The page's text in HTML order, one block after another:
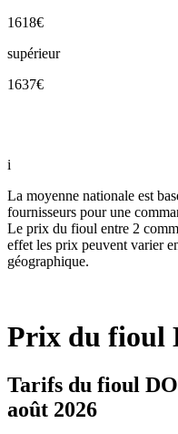
1618€
supérieur
1637€
i
La moyenne nationale est
fournisseurs pour une
Le prix du fioul entre 2
effet les prix peuvent varier
géographique.
Prix du fioul
Tarifs du fioul
août 2026